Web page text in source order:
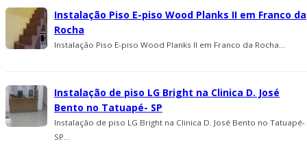
Instalação Piso E-piso Wood Planks II em Franco da
Rocha
Instalação Piso E-piso Wood Planks II em Franco da Rocha...
Instalação de piso LG Bright na Clinica D. José
Bento no Tatuapé- SP
Instalação de piso LG Bright na Clinica D. José Bento no Tatuapé-
SP...